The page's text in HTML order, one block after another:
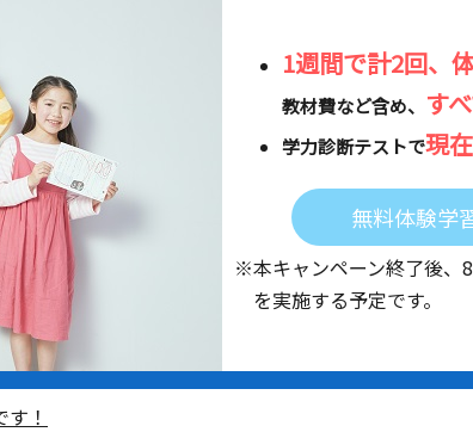
1週間で計2回、
教材費など含め、 す
学力診断テストで現
無料体験学
※本キャンペーン終了後、
を実施する予定です。
！